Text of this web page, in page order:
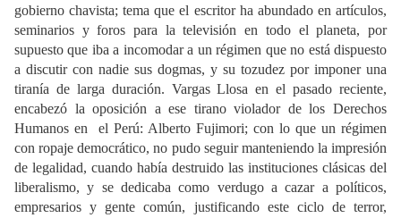
gobierno chavista; tema que el escritor ha abundado en artículos,
seminarios y foros para la televisión en todo el planeta, por
supuesto que iba a incomodar a un régimen que no está dispuesto
a discutir con nadie sus dogmas, y su tozudez por imponer una
tiranía de larga duración. Vargas Llosa en el pasado reciente,
encabezó la oposición a ese tirano violador de los Derechos
Humanos en
el Perú: Alberto Fujimori; con lo que un régimen
con ropaje democrático, no pudo seguir manteniendo la impresión
de legalidad, cuando había destruido las instituciones clásicas del
liberalismo, y se dedicaba como verdugo a cazar a políticos,
empresarios y gente común, justificando este ciclo de terror,